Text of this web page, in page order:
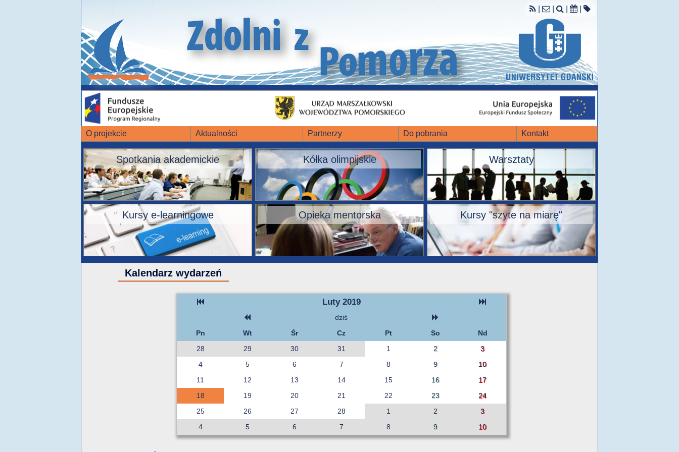
O projekcie Aktualności Partnerzy Do pobrania Kontakt
Spotkania akademickie Kółka olimpijskie Warsztaty
Kursy e-learningowe Opieka mentorska Kursy "szyte na miarę"
Kalendarz wydarzeń
Luty 2019
dziś
Pn
Wt Śr Cz Pt So
Nd
28
29 30 31 1 2
3
4
5 6 7 8 9
10
11
12 13 14 15 16
17
18
19 20 21 22 23
24
25
26 27 28 1 2
3
4
5 6 7 8 9 10